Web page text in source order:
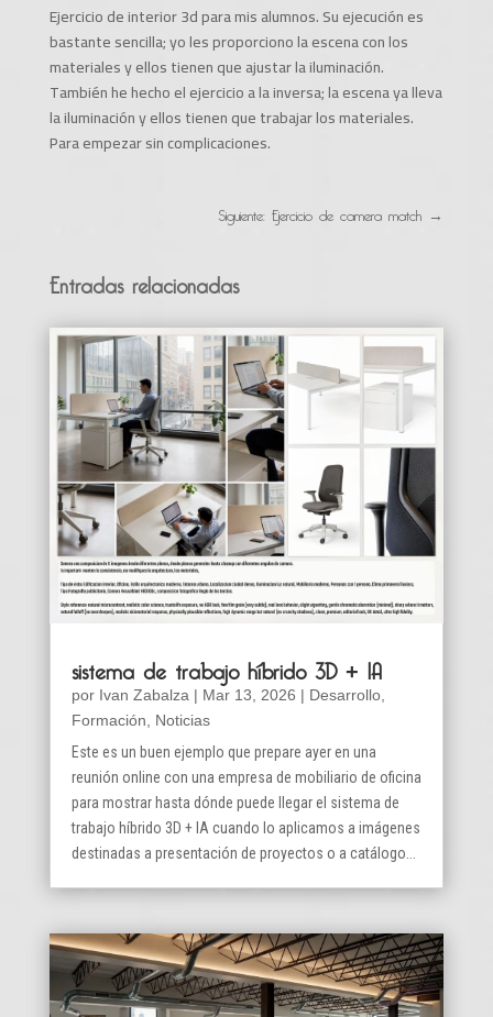
Ejercicio de interior 3d para mis alumnos. Su ejecución es
bastante sencilla; yo les proporciono la escena con los
materiales y ellos tienen que ajustar la iluminación.
También he hecho el ejercicio a la inversa; la escena ya lleva
la iluminación y ellos tienen que trabajar los materiales.
Para empezar sin complicaciones.
Siguiente: Ejercicio de camera match →
Entradas relacionadas
sistema de trabajo híbrido 3D + IA
por Ivan Zabalza | Mar 13, 2026 | Desarrollo,
Formación
Noticias
Este es un buen ejemplo que prepare ayer en una
reunión online con una empresa de mobiliario de oficina
para mostrar hasta dónde puede llegar el sistema de
trabajo híbrido 3D + IA cuando lo aplicamos a imágenes
destinadas a presentación de proyectos o a catálogo...